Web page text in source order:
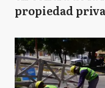
propiedad